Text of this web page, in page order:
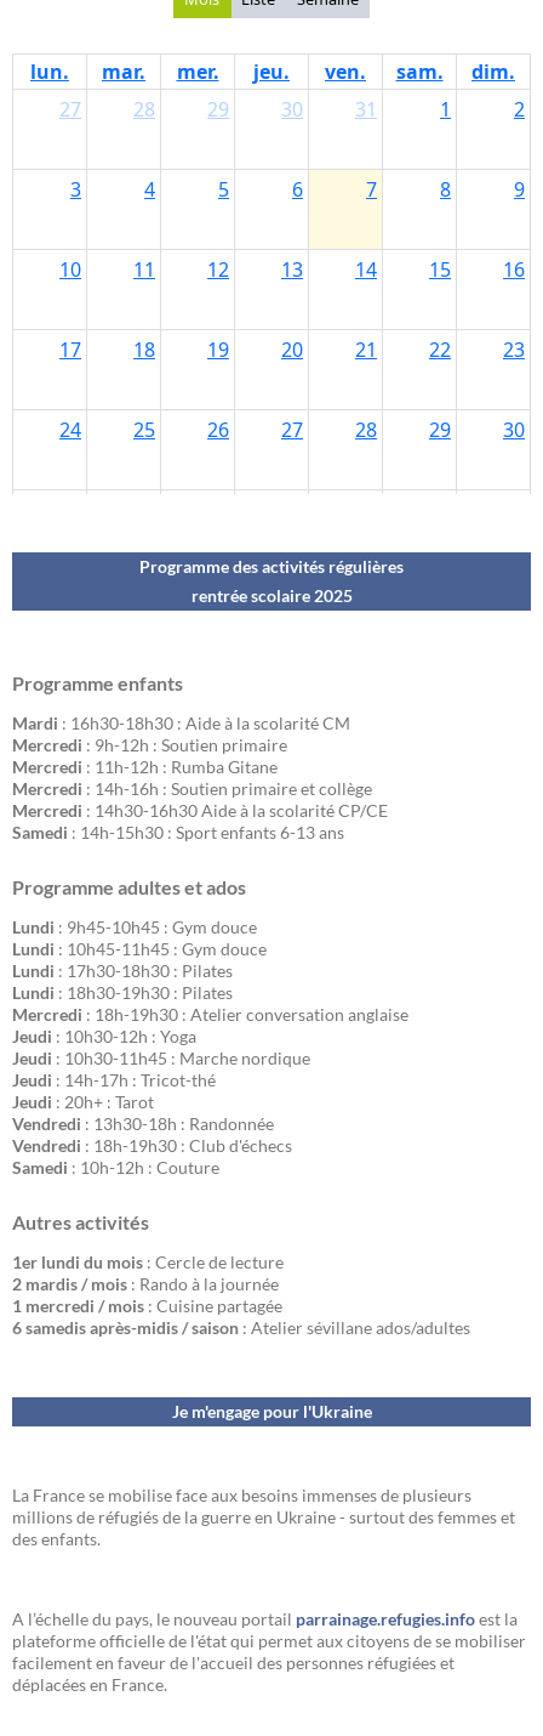
Programme des activités régulières
rentrée scolaire 2025
Programme enfants
Mardi : 16h30-18h30 : Aide à la scolarité CM
Mercredi : 9h-12h : Soutien primaire
Mercredi : 11h-12h : Rumba Gitane
Mercredi : 14h-16h : Soutien primaire et collège
Mercredi : 14h30-16h30 Aide à la scolarité CP/CE
Samedi : 14h-15h30 : Sport enfants 6-13 ans
Programme adultes et ados
Lundi : 9h45-10h45 : Gym douce
Lundi : 10h45-11h45 : Gym douce
Lundi : 17h30-18h30 : Pilates
Lundi : 18h30-19h30 : Pilates
Mercredi : 18h-19h30 : Atelier conversation anglaise
Jeudi : 10h30-12h : Yoga
Jeudi : 10h30-11h45 : Marche nordique
Jeudi : 14h-17h : Tricot-thé
Jeudi : 20h+ : Tarot
Vendredi : 13h30-18h : Randonnée
Vendredi : 18h-19h30 : Club d'échecs
Samedi : 10h-12h : Couture
Autres activités
1er lundi du mois : Cercle de lecture
2 mardis / mois : Rando à la journée
1 mercredi / mois : Cuisine partagée
6 samedis après-midis / saison : Atelier sévillane ados/adultes
Je m'engage pour l'Ukraine
La France se mobilise face aux besoins immenses de plusieurs
millions de réfugiés de la guerre en Ukraine - surtout des femmes et
des enfants.
A l’échelle du pays, le nouveau portail parrainage.refugies.infoest la
plateforme officielle de l'état qui permet aux citoyens de se mobiliser
facilement en faveur de l'accueil des personnes réfugiées et
déplacées en France.